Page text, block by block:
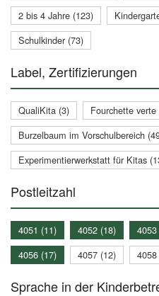
2 bis 4 Jahre (123)
Schulkinder (73)
Label, Zertifizierungen
QualiKita (3)
Fourchette
Burzelbaum im Vorschulbereich
Experimentierwerkstatt für Kitas
Postleitzahl
4051 (11) 4052 (18)
4056 (17)
4057 (12)
Sprache in der